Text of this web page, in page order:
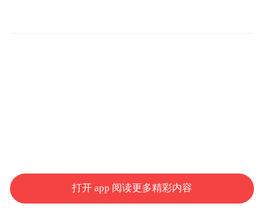
打开 app 阅读更多精彩内容